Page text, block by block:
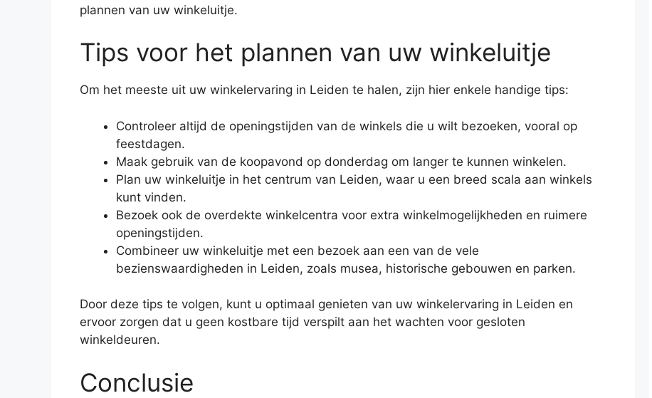
plannen van uw winkeluitje.
Tips voor het plannen van uw winkeluitje
Om het meeste uit uw winkelervaring in Leiden te halen, zijn hier enkele handige tips:
Controleer altijd de openingstijden van de winkels die u wilt bezoeken, vooral op
feestdagen.
Maak gebruik van de koopavond op donderdag om langer te kunnen winkelen.
Plan uw winkeluitje in het centrum van Leiden, waar u een breed scala aan winkels
kunt vinden.
Bezoek ook de overdekte winkelcentra voor extra winkelmogelijkheden en ruimere
openingstijden.
Combineer uw winkeluitje met een bezoek aan een van de vele
bezienswaardigheden in Leiden, zoals musea, historische gebouwen en parken.
Door deze tips te volgen, kunt u optimaal genieten van uw winkelervaring in Leiden en
ervoor zorgen dat u geen kostbare tijd verspilt aan het wachten voor gesloten
winkeldeuren.
Conclusie